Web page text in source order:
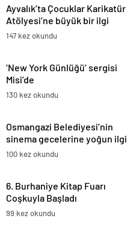
Ayvalık’ta Çocuklar Karikatür
Atölyesi’ne büyük bir ilgi
gösterdi
147 kez okundu
‘New York Günlüğü’ sergisi
Misi’de
130 kez okundu
Osmangazi Belediyesi’nin
sinema gecelerine yoğun ilgi
100 kez okundu
6. Burhaniye Kitap Fuarı
Coşkuyla Başladı
99 kez okundu